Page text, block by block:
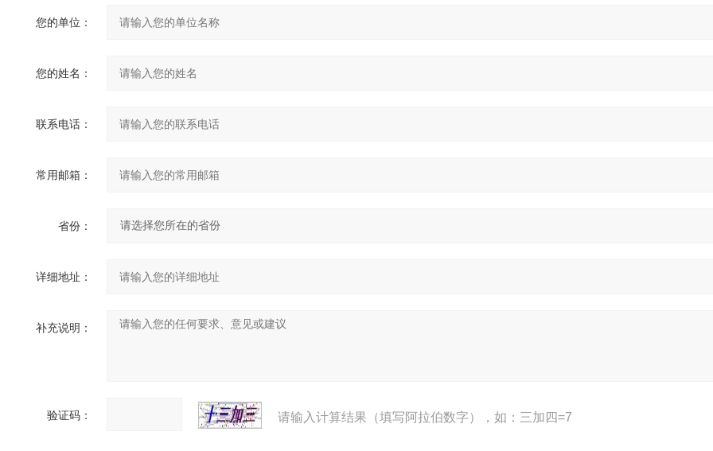
您的单位：
您的姓名：
联系电话：
常用邮箱：
省份：
详细地址：
补充说明：
验证码： 请输入计算结果（填写阿拉伯数字），如：三加四=7